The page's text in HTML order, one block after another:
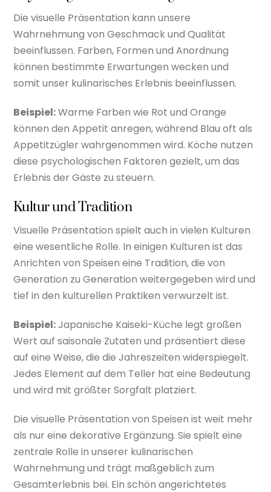
Die visuelle Präsentation kann unsere
Wahrnehmung von Geschmack und Qualität
beeinflussen. Farben, Formen und Anordnung
können bestimmte Erwartungen wecken und
somit unser kulinarisches Erlebnis beeinflussen.
Beispiel:Warme Farben wie Rot und Orange
können den Appetit anregen, während Blau oft als
Appetitzügler wahrgenommen wird. Köche nutzen
diese psychologischen Faktoren gezielt, um das
Erlebnis der Gäste zu steuern.
Kultur und Tradition
Visuelle Präsentation spielt auch in vielen Kulturen
eine wesentliche Rolle. In einigen Kulturen ist das
Anrichten von Speisen eine Tradition, die von
Generation zu Generation weitergegeben wird und
tief in den kulturellen Praktiken verwurzelt ist.
Beispiel:Japanische Kaiseki-Küche legt großen
Wert auf saisonale Zutaten und präsentiert diese
auf eine Weise, die die Jahreszeiten widerspiegelt.
Jedes Element auf dem Teller hat eine Bedeutung
und wird mit größter Sorgfalt platziert.
Die visuelle Präsentation von Speisen ist weit mehr
als nur eine dekorative Ergänzung. Sie spielt eine
zentrale Rolle in unserer kulinarischen
Wahrnehmung und trägt maßgeblich zum
Gesamterlebnis bei. Ein schön angerichtetes